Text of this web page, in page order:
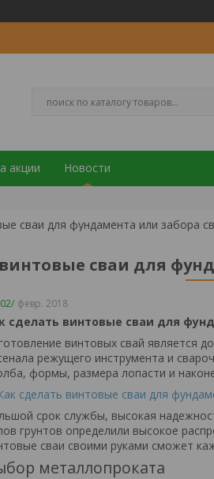
акции Новости
сваи для фундамента или забора
сваи для
02/ февр. 2018
сделать винтовые сваи для
винтовых свай является
режущего инструмента и
формы, размера лопасти и
срок службы, высокая
грунтов определили высокое
сваи своими руками сможет
металлопроката